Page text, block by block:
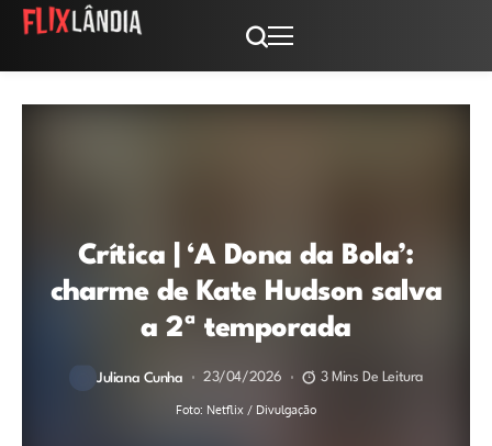
Crítica | ‘A Dona da Bola’:
charme de Kate Hudson salva
a 2ª temporada
Juliana Cunha 23/04/2026 3 Mins De Leitura
Foto: Netflix / Divulgação